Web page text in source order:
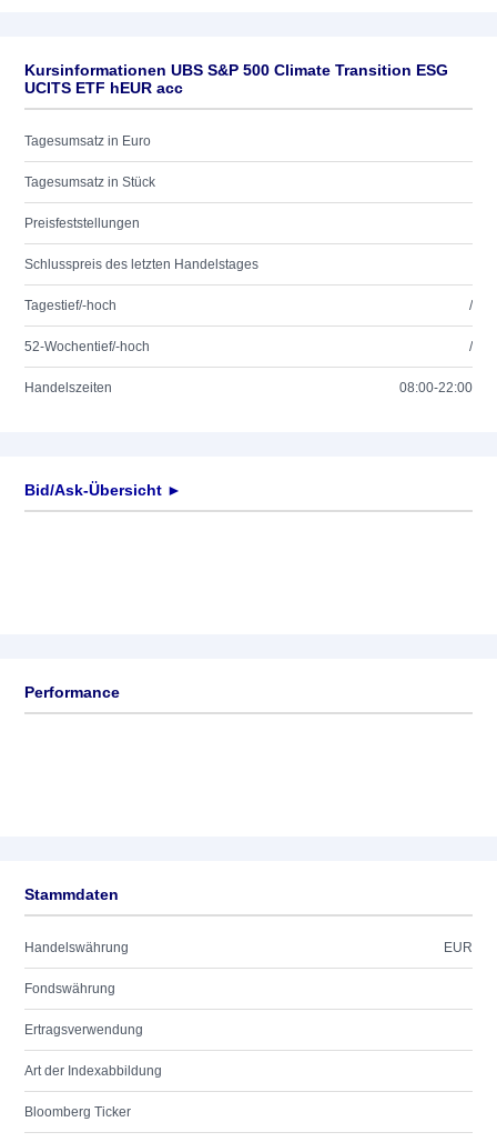
Kursinformationen UBS S&P 500 Climate Transition ESG
UCITS ETF hEUR acc
Tagesumsatz in Euro
Tagesumsatz in Stück
Preisfeststellungen
Schlusspreis des letzten Handelstages
Tagestief/-hoch /
52-Wochentief/-hoch /
Handelszeiten 08:00-22:00
Bid/Ask-Übersicht ►
Performance
Stammdaten
Handelswährung EUR
Fondswährung
Ertragsverwendung
Art der Indexabbildung
Bloomberg Ticker